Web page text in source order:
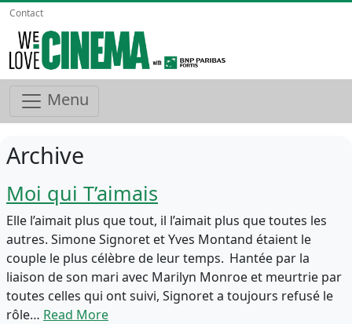
Contact
Menu
Archive
Moi qui T’aimais
Elle l’aimait plus que tout, il l’aimait plus que toutes les
autres. Simone Signoret et Yves Montand étaient le
couple le plus célèbre de leur temps. Hantée par la
liaison de son mari avec Marilyn Monroe et meurtrie par
toutes celles qui ont suivi, Signoret a toujours refusé le
rôle… Read More